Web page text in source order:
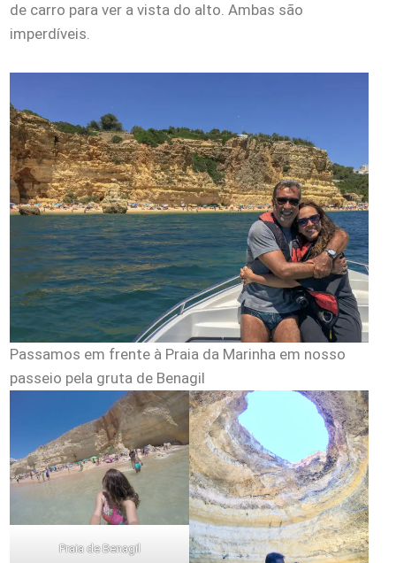
de carro para ver a vista do alto. Ambas são
imperdíveis.
Passamos em frente à Praia da Marinha em nosso
passeio pela gruta de Benagil
Praia de Benagil